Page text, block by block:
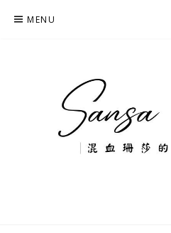
MENU